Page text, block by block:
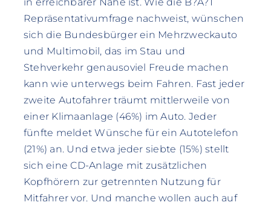
Repräsentativumfrage nachweist, wünschen
sich die Bundesbürger ein Mehrzweckauto
und Multimobil, das im Stau und
Stehverkehr genausoviel Freude machen
kann wie unterwegs beim Fahren. Fast jeder
zweite Autofahrer träumt mittlerweile von
einer Klimaanlage (46%) im Auto. Jeder
fünfte meldet Wünsche für ein Autotelefon
(21%) an. Und etwa jeder siebte (15%) stellt
sich eine CD-Anlage mit zusätzlichen
Kopfhörern zur getrennten Nutzung für
Mitfahrer vor. Und manche wollen auch auf